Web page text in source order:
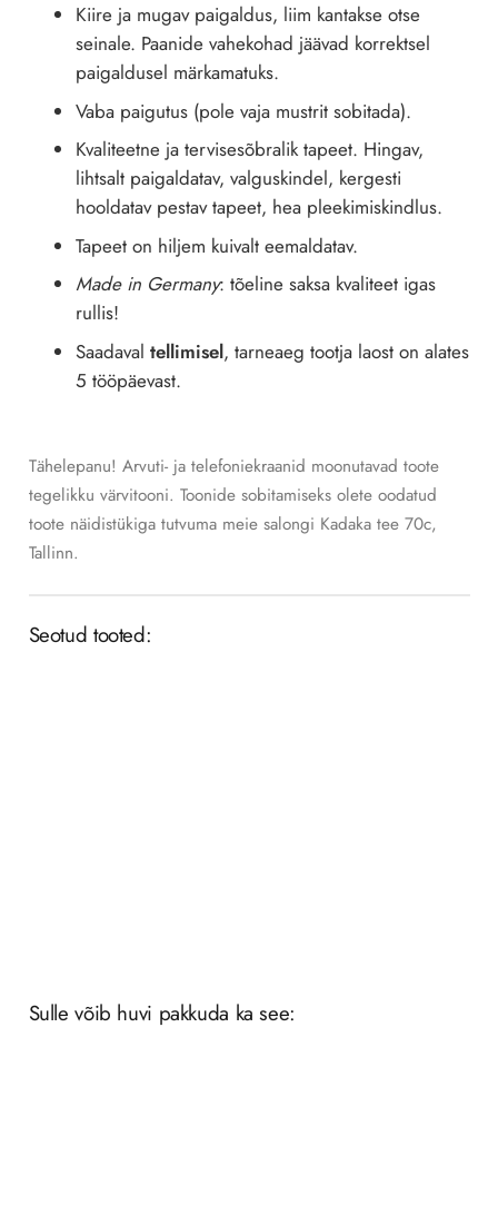
Kiire ja mugav paigaldus, liim kantakse otse
seinale. Paanide vahekohad jäävad korrektsel
paigaldusel märkamatuks.
Vaba paigutus (pole vaja mustrit sobitada).
Kvaliteetne ja tervisesõbralik tapeet. Hingav,
lihtsalt paigaldatav, valguskindel, kergesti
hooldatav pestav tapeet, hea pleekimiskindlus.
Tapeet on hiljem kuivalt eemaldatav.
Made in Germany: tõeline saksa kvaliteet igas
rullis!
Saadaval tellimisel, tarneaeg tootja laost on alates
5 tööpäevast.
Tähelepanu! Arvuti- ja telefoniekraanid moonutavad toote
tegelikku värvitooni. Toonide sobitamiseks olete oodatud
toote näidistükiga tutvuma meie salongi Kadaka tee 70c,
Tallinn.
Seotud tooted:
Sulle võib huvi pakkuda ka see: